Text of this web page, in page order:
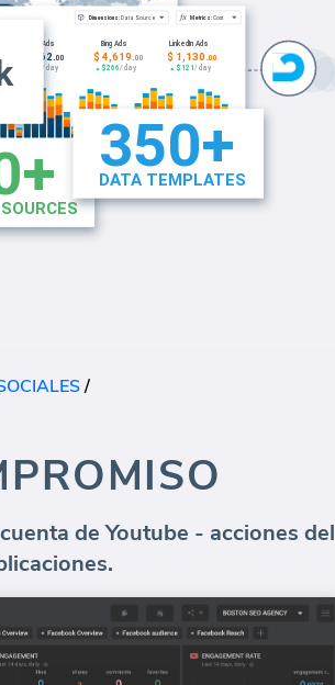
/
de Youtube - acciones del